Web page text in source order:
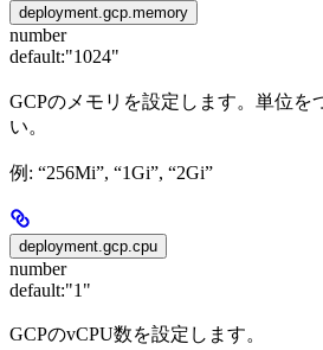
deployment.gcp.memory
number
default:"1024"
GCPのメモリを設定します。単位を
い。
例: “256Mi”, “1Gi”, “2Gi”
deployment.gcp.cpu
number
default:"1"
GCPのvCPU数を設定します。